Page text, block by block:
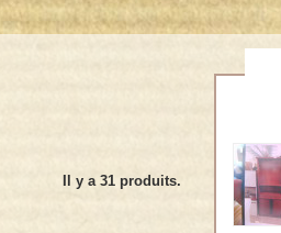
Il y a 31 produits.